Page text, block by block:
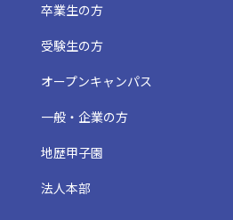
卒業生の方
受験生の方
オープンキャンパス
一般・企業の方
地歴甲子園
法人本部